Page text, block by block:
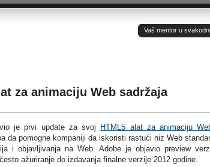
Vaš mentor u
za animaciju Web sadržaja
je prvi update za svoj HTML5 alat za animaciju
da pomogne kompaniji da iskoristi rastući niz Web
i objavljivanja na Web. Adobe je objavio preview
ažuriranje do izdavanja finalne verzije 2012 godine.